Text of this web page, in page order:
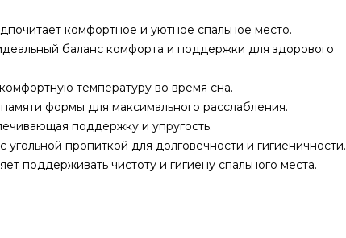
комфортное и уютное спальное место.
баланс комфорта и поддержки для здорового
температуру во время сна.
формы для максимального расслабления.
поддержку и упругость.
пропиткой для долговечности и гигиеничности.
поддерживать чистоту и гигиену спального места.